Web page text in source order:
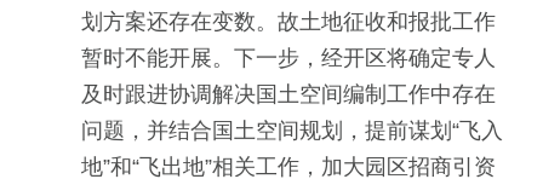
划方案还存在变数。故土地征收和报批工作
暂时不能开展。下一步，经开区将确定专人
及时跟进协调解决国土空间编制工作中存在
问题，并结合国土空间规划，提前谋划“飞入
地”和“飞出地”相关工作，加大园区招商引资